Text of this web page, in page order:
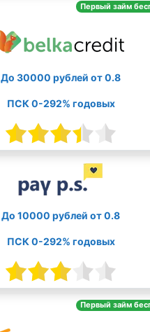
Первый займ
До 30000 рублей от 0.8
ПСК 0-292% годовых
До 10000 рублей от 0.8
ПСК 0-292% годовых
Первый займ